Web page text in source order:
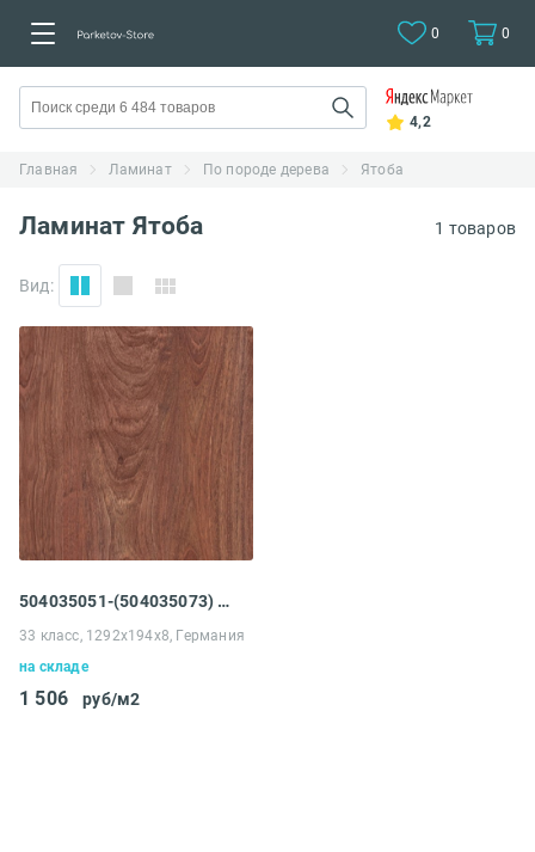
0 0
4,2
Главная Ламинат По породе дерева Ятоба
Ламинат Ятоба 1 товаров
Вид:
504035051-(504035073) Ламинат Tarkett Robinson Premium 833 Ятоба
33 класс, 1292x194x8, Германия
на складе
1 506 руб/м2